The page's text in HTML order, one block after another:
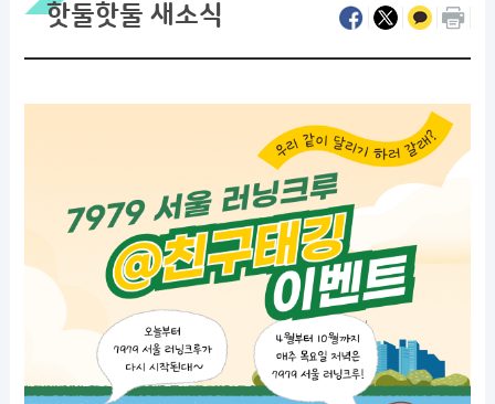
핫둘핫둘 새소식